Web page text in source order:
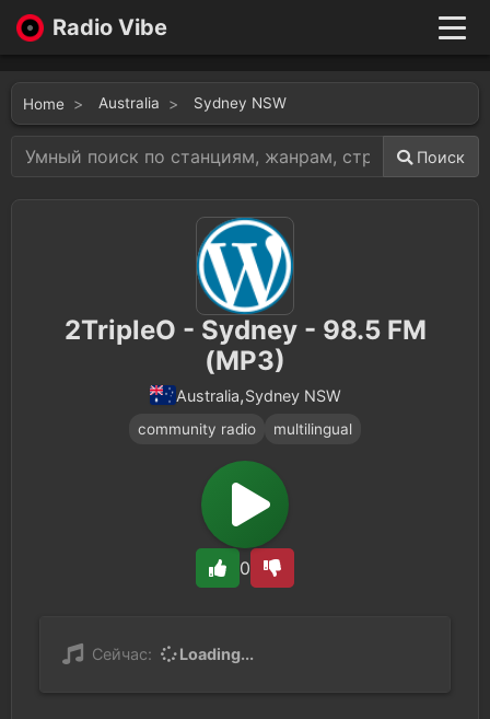
Radio Vibe
Genres
Likes
Favorites
Home Australia Sydney NSW
Поиск
2TripleO - Sydney - 98.5 FM
(MP3)
Australia,Sydney NSW
community radio multilingual
0
Сейчас: Loading...